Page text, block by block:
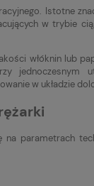
Istotne
w trybie
włóknin lub
jednoczesnym
w układzie
parametrach